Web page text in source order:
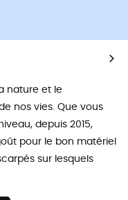
nature et le
nos vies. Que vous
depuis 2015,
pour le bon matériel
sur lesquels